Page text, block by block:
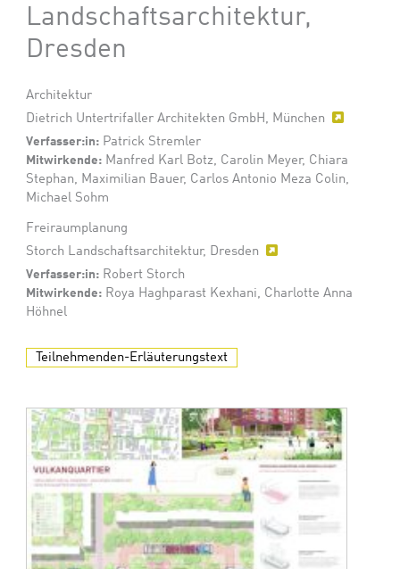
Landschaftsarchitektur,
Dresden
Architektur
Dietrich Untertrifaller Architekten GmbH, München
Verfasser:in: Patrick Stremler
Mitwirkende: Manfred Karl Botz, Carolin Meyer, Chiara
Stephan, Maximilian Bauer, Carlos Antonio Meza Colin,
Michael Sohm
Freiraumplanung
Storch Landschaftsarchitektur, Dresden
Verfasser:in: Robert Storch
Mitwirkende: Roya Haghparast Kexhani, Charlotte Anna
Höhnel
Teilnehmenden-Erläuterungstext